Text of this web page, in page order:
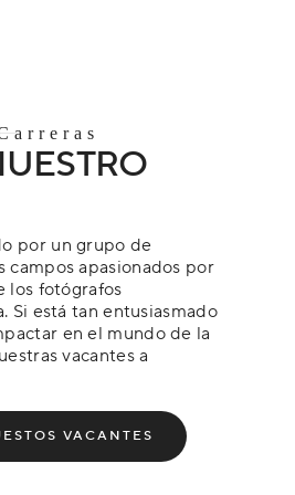
por un grupo de
campos apasionados por
los fotógrafos
Si está tan entusiasmado
en el mundo de la
vacantes a
VACANTES